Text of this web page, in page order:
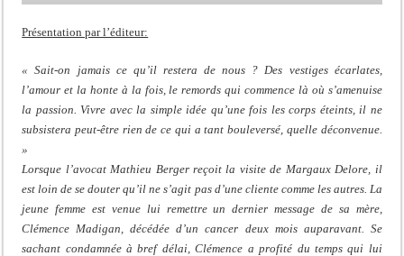
Présentation par l’éditeur:
« Sait-on jamais ce qu’il restera de nous ? Des vestiges écarlates,
l’amour et la honte à la fois, le remords qui commence là où s’amenuise
la passion. Vivre avec la simple idée qu’une fois les corps éteints, il ne
subsistera peut-être rien de ce qui a tant bouleversé, quelle déconvenue.
»
Lorsque l’avocat Mathieu Berger reçoit la visite de Margaux Delore, il
est loin de se douter qu’il ne s’agit pas d’une cliente comme les autres. La
jeune femme est venue lui remettre un dernier message de sa mère,
Clémence Madigan, décédée d’un cancer deux mois auparavant. Se
sachant condamnée à bref délai, Clémence a profité du temps qui lui